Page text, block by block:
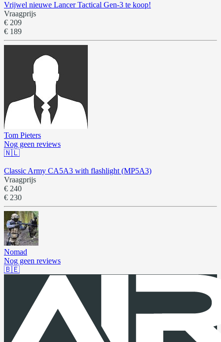
Vrijwel nieuwe Lancer Tactical Gen-3 te koop!
Vraagprijs
€ 209
€ 189
Tom Pieters
Nog geen reviews
🇳🇱
Classic Army CA5A3 with flashlight (MP5A3)
Vraagprijs
€ 240
€ 230
Nomad
Nog geen reviews
🇧🇪